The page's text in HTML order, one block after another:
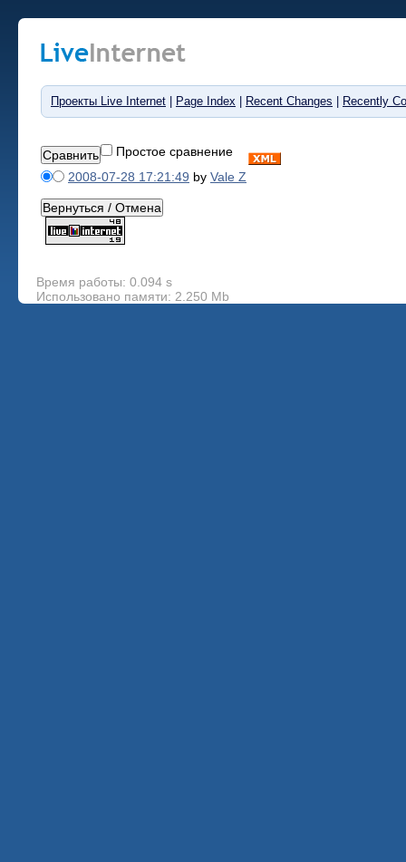
Проекты Live Internet Page Index Recent Changes Recently
Простое сравнение
2008-07-28 17:21:49 by Vale Z
Время работы: 0.094 s
Использовано памяти: 2.250 Mb